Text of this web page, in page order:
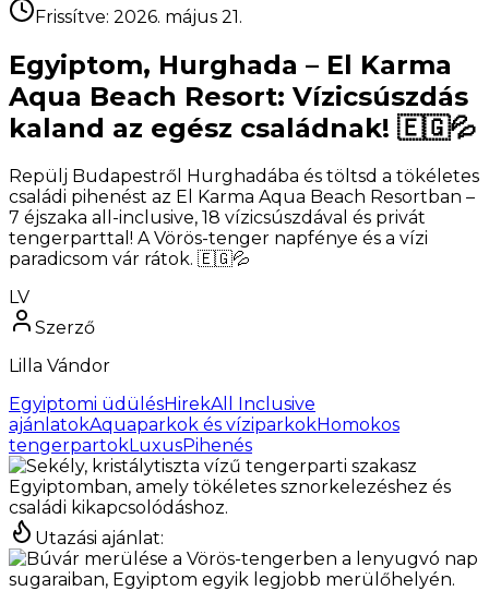
Frissítve: 2026. május 21.
Egyiptom, Hurghada – El Karma
Aqua Beach Resort: Vízicsúszdás
kaland az egész családnak! 🇪🇬💦
Repülj Budapestről Hurghadába és töltsd a tökéletes
családi pihenést az El Karma Aqua Beach Resortban –
7 éjszaka all-inclusive, 18 vízicsúszdával és privát
tengerparttal! A Vörös-tenger napfénye és a vízi
paradicsom vár rátok. 🇪🇬💦
LV
Szerző
Lilla Vándor
Egyiptomi üdülésHirekAll Inclusive
ajánlatokAquaparkok és víziparkokHomokos
tengerpartokLuxusPihenés
Utazási ajánlat: